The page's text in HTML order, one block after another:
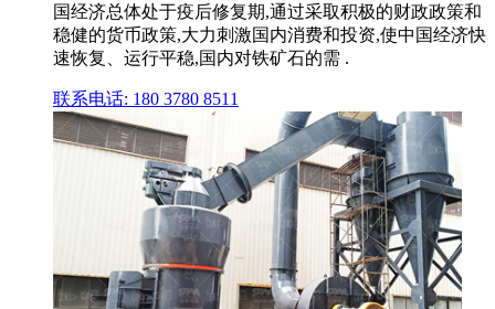
国经济总体处于疫后修复期,通过采取积极的财政政策和
稳健的货币政策,大力刺激国内消费和投资,使中国经济快
速恢复、运行平稳,国内对铁矿石的需 .
联系电话: 180 3780 8511